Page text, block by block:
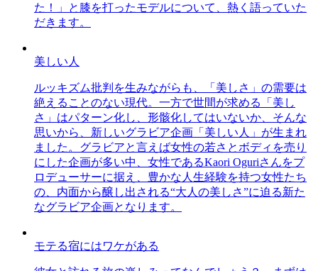
た！」と膝を打ったモデルについて、熱く語っていた
だきます。
美しい人
ルッキズム批判を生みながらも、「美しさ」の需要は
絶えることのない現代。一方で世間が求める「美し
さ」はパターン化し、形骸化してはいないか、そんな
思いから、新しいグラビア企画「美しい人」が生まれ
ました。グラビアと言えば女性の若さとボディを売り
にした企画が多い中、女性であるKaori Oguriさんをプ
ロデューサーに据え、豊かな人生経験を持つ女性たち
の、内面から醸し出される“大人の美しさ”に迫る新た
なグラビア企画となります。
モテる宿にはワケがある